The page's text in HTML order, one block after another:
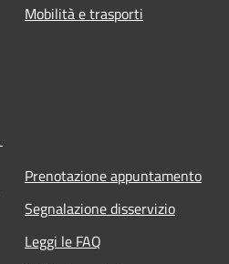
Mobilità e trasporti
Prenotazione appuntamento
Segnalazione disservizio
Leggi le FAQ